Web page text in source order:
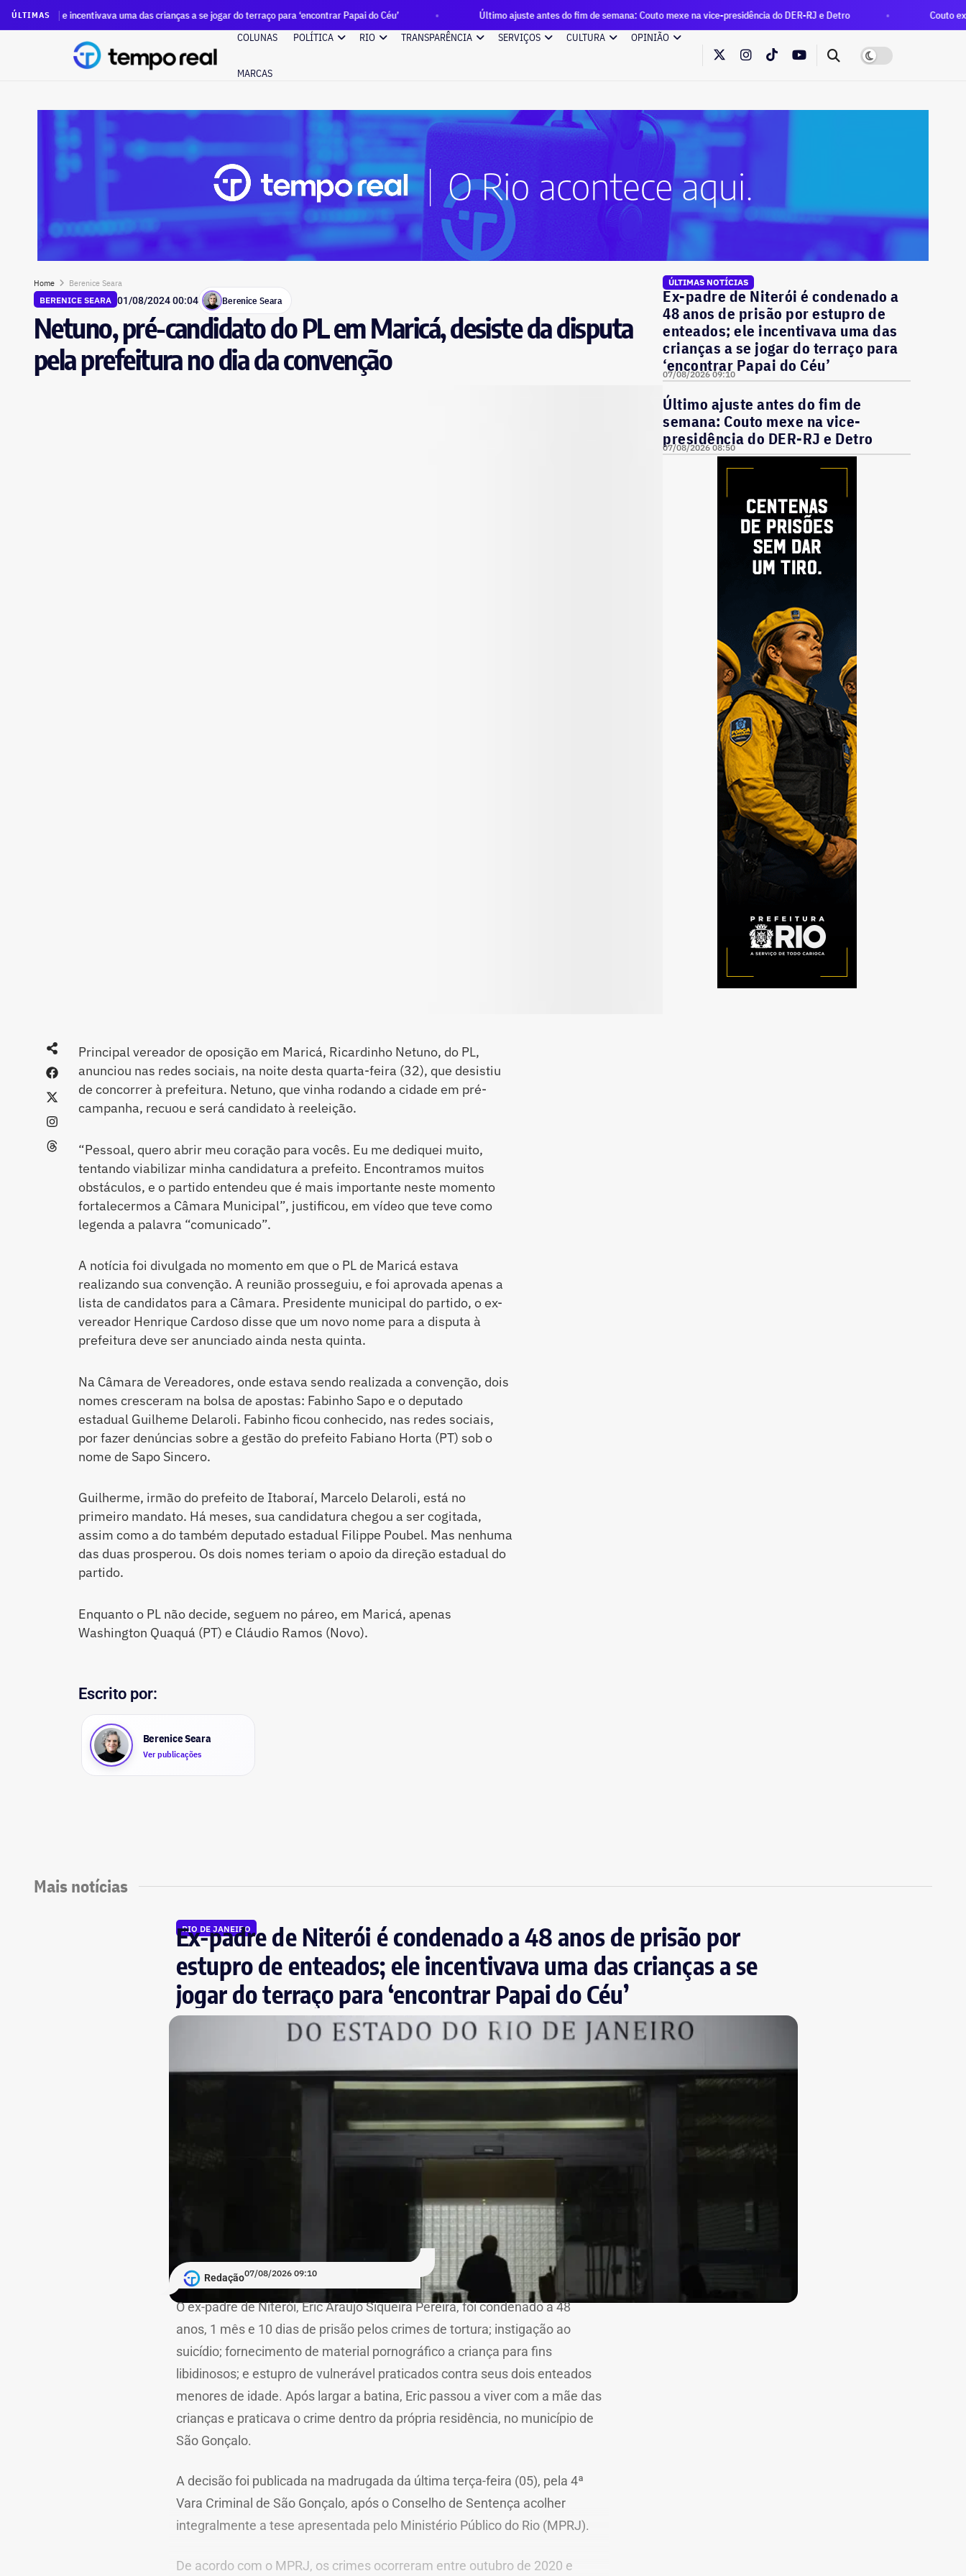
ÚLTIMASuma das crianças a se jogar do terraço para ‘encontrar Papai do Céu’ Último ajuste antes do fim de semana: Couto mexe na vice-presidência do DER-RJ e Detro
Couto extingue
COLUNAS
POLÍTICA RIO TRANSPARÊNCIA SERVIÇOS CULTURA OPINIÃO
MARCAS
Home
Berenice Seara
BERENICE SEARA 01/08/2024 00:04 Berenice Seara
Netuno, pré-candidato do PL em Maricá, desiste da disputa
pela prefeitura no dia da convenção
Principal vereador de oposição em Maricá, Ricardinho Netuno, do PL,
anunciou nas redes sociais, na noite desta quarta-feira (32), que desistiu
de concorrer à prefeitura. Netuno, que vinha rodando a cidade em pré-
campanha, recuou e será candidato à reeleição.
“Pessoal, quero abrir meu coração para vocês. Eu me dediquei muito,
tentando viabilizar minha candidatura a prefeito. Encontramos muitos
obstáculos, e o partido entendeu que é mais importante neste momento
fortalecermos a Câmara Municipal”, justificou, em vídeo que teve como
legenda a palavra “comunicado”.
A notícia foi divulgada no momento em que o PL de Maricá estava
realizando sua convenção. A reunião prosseguiu, e foi aprovada apenas a
lista de candidatos para a Câmara. Presidente municipal do partido, o ex-
vereador Henrique Cardoso disse que um novo nome para a disputa à
prefeitura deve ser anunciado ainda nesta quinta.
Na Câmara de Vereadores, onde estava sendo realizada a convenção, dois
nomes cresceram na bolsa de apostas: Fabinho Sapo e o deputado
estadual Guilheme Delaroli. Fabinho ficou conhecido, nas redes sociais,
por fazer denúncias sobre a gestão do prefeito Fabiano Horta (PT) sob o
nome de Sapo Sincero.
Guilherme, irmão do prefeito de Itaboraí, Marcelo Delaroli, está no
primeiro mandato. Há meses, sua candidatura chegou a ser cogitada,
assim como a do também deputado estadual Filippe Poubel. Mas nenhuma
das duas prosperou. Os dois nomes teriam o apoio da direção estadual do
partido.
Enquanto o PL não decide, seguem no páreo, em Maricá, apenas
Washington Quaquá (PT) e Cláudio Ramos (Novo).
Escrito por:
Berenice Seara
Ver publicações
ÚLTIMAS NOTÍCIAS
Ex-padre de Niterói é condenado a
48 anos de prisão por estupro de
enteados; ele incentivava uma das
crianças a se jogar do terraço para
‘encontrar Papai do Céu’
07/08/2026 09:10
Último ajuste antes do fim de
semana: Couto mexe na vice-
presidência do DER-RJ e Detro
07/08/2026 08:50
Mais notícias
RIO DE JANEIRO
Ex-padre de Niterói é condenado a 48 anos de prisão por
estupro de enteados; ele incentivava uma das crianças a se
jogar do terraço para ‘encontrar Papai do Céu’
Redação07/08/2026 09:10
O ex-padre de Niterói, Eric Araujo Siqueira Pereira, foi condenado a 48
anos, 1 mês e 10 dias de prisão pelos crimes de tortura; instigação ao
suicídio; fornecimento de material pornográfico a criança para fins
libidinosos; e estupro de vulnerável praticados contra seus dois enteados
menores de idade. Após largar a batina, Eric passou a viver com a mãe das
crianças e praticava o crime dentro da própria residência, no município de
São Gonçalo.
A decisão foi publicada na madrugada da última terça-feira (05), pela 4ª
Vara Criminal de São Gonçalo, após o Conselho de Sentença acolher
integralmente a tese apresentada pelo Ministério Público do Rio (MPRJ).
De acordo com o MPRJ, os crimes ocorreram entre outubro de 2020 e